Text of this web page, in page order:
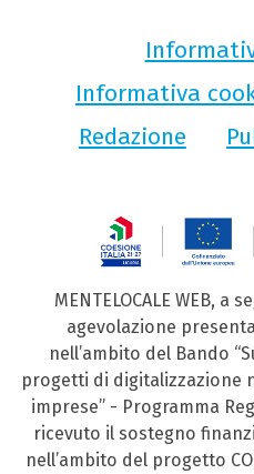
Informativa
Redazione
MENTELOCALE WEB,
agevolazione
nell’ambito del Bando
progetti di digitalizzazione
imprese” - Programma
ricevuto il sostegno
nell’ambito del progetto